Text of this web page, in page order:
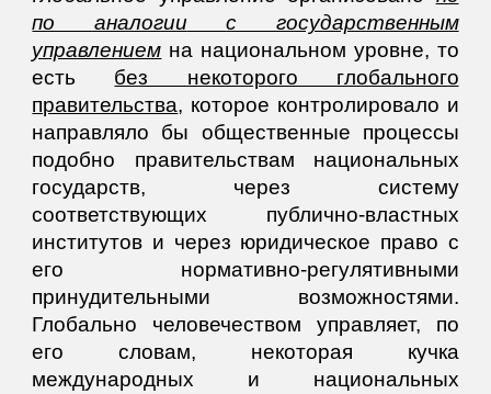
по аналогии
с государственным
управлением на национальном уровне, то
есть без некоторого глобального
правительства, которое контролировало и
направляло бы общественные процессы
подобно правительствам национальных
государств, через систему
соответствующих публично-властных
институтов и через юридическое право с
его нормативно-регулятивными
принудительными возможностями.
Глобально человечеством управляет, по
его словам, некоторая кучка
международных и национальных